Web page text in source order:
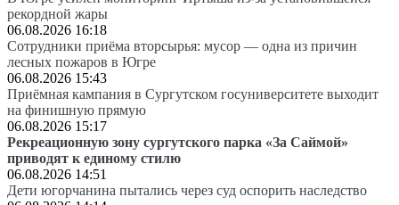
рекордной жары
06.08.2026 16:18
Сотрудники приёма вторсырья: мусор — одна из причин
лесных пожаров в Югре
06.08.2026 15:43
Приёмная кампания в Сургутском госуниверситете выходит
на финишную прямую
06.08.2026 15:17
Рекреационную зону сургутского парка «За Саймой»
приводят к единому стилю
06.08.2026 14:51
Дети югорчанина пытались через суд оспорить наследство